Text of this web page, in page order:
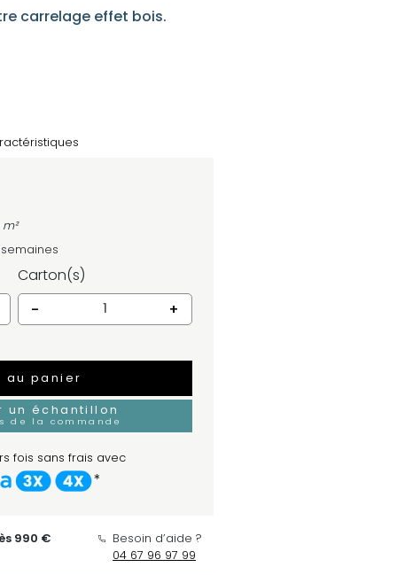
carrelage effet bois.
Carton(s)
-
+
au panier
un échantillon
de la commande
fois sans frais avec
*
990 €
Besoin d’aide ?
04 67 96 97 99